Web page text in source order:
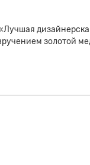
золотой